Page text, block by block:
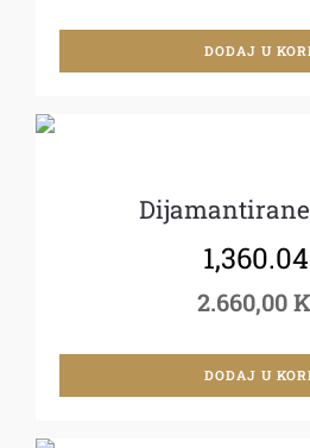
DODAJ U
1,360.04
2.660,00
DODAJ U